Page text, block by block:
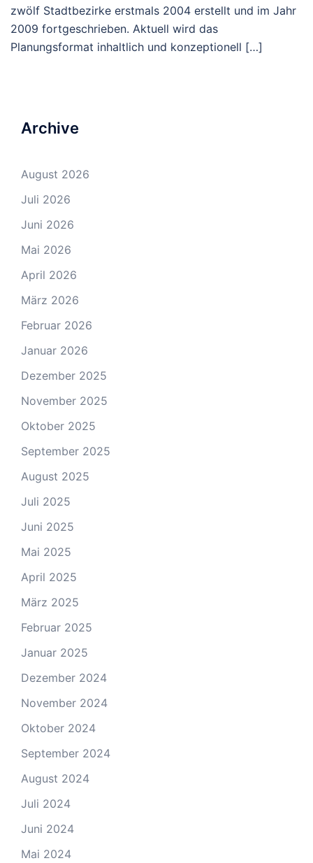
zwölf Stadtbezirke erstmals 2004 erstellt und im Jahr
2009 fortgeschrieben. Aktuell wird das
Planungsformat inhaltlich und konzeptionell […]
Archive
August 2026
Juli 2026
Juni 2026
Mai 2026
April 2026
März 2026
Februar 2026
Januar 2026
Dezember 2025
November 2025
Oktober 2025
September 2025
August 2025
Juli 2025
Juni 2025
Mai 2025
April 2025
März 2025
Februar 2025
Januar 2025
Dezember 2024
November 2024
Oktober 2024
September 2024
August 2024
Juli 2024
Juni 2024
Mai 2024